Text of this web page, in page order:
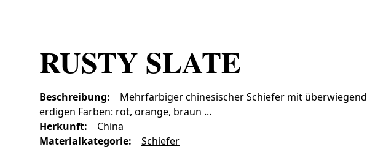
RUSTY SLATE
Beschreibung:
Mehrfarbiger chinesischer Schiefer mit überwiegend
erdigen Farben: rot, orange, braun ...
Herkunft:
China
Materialkategorie: Schiefer